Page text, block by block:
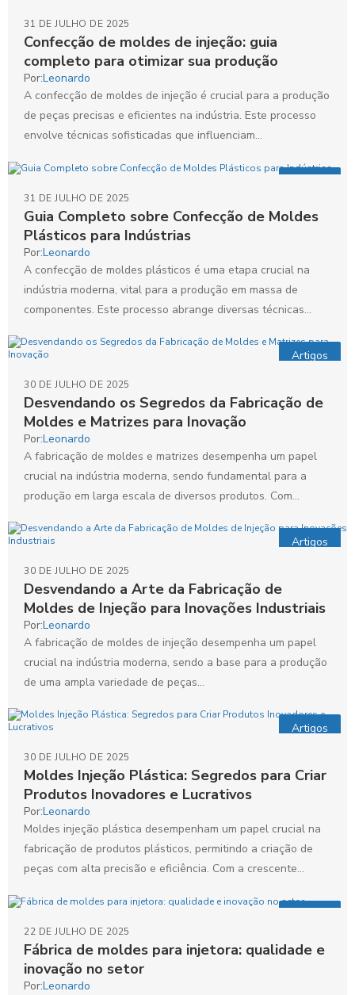
Confecção de moldes de injeção: guia
completo para otimizar sua produção
31 DE JULHO DE 2025
Por:Leonardo
A confecção de moldes de injeção é crucial para a produção
de peças precisas e eficientes na indústria. Este processo
envolve técnicas sofisticadas que influenciam...
Guia Completo sobre Confecção de Moldes
Plásticos para Indústrias
31 DE JULHO DE 2025
Por:Leonardo
A confecção de moldes plásticos é uma etapa crucial na
indústria moderna, vital para a produção em massa de
componentes. Este processo abrange diversas técnicas...
Artigos
Desvendando os Segredos da Fabricação de
Moldes e Matrizes para Inovação
30 DE JULHO DE 2025
Por:Leonardo
A fabricação de moldes e matrizes desempenha um papel
crucial na indústria moderna, sendo fundamental para a
produção em larga escala de diversos produtos. Com...
Artigos
Desvendando a Arte da Fabricação de
Moldes de Injeção para Inovações Industriais
30 DE JULHO DE 2025
Por:Leonardo
A fabricação de moldes de injeção desempenha um papel
crucial na indústria moderna, sendo a base para a produção
de uma ampla variedade de peças...
Artigos
Moldes Injeção Plástica: Segredos para Criar
Produtos Inovadores e Lucrativos
30 DE JULHO DE 2025
Por:Leonardo
Moldes injeção plástica desempenham um papel crucial na
fabricação de produtos plásticos, permitindo a criação de
peças com alta precisão e eficiência. Com a crescente...
Fábrica de moldes para injetora: qualidade e
inovação no setor
22 DE JULHO DE 2025
Por:Leonardo